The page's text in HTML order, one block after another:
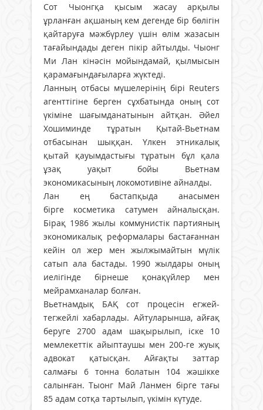
Сот Чыонгқа қысым жасау арқылы
ұрланған ақшаның кем дегенде бір бөлігін
қайтаруға мәжбүрлеу үшін өлім жазасын
тағайындады деген пікір айтылды. Чыонг
Ми Лан кінәсін мойындамай, қылмысын
қарамағындағыларға жүктеді.
Ланның отбасы мүшелерінің бірі Reuters
агенттігіне берген сұхбатында оның сот
үкіміне шағымданатынын айтқан. Әйел
Хошиминде тұратын Қытай-Вьетнам
отбасынан шыққан. Үлкен этникалық
қытай қауымдастығы тұратын бұл қала
ұзақ уақыт бойы Вьетнам
экономикасының локомотивіне айналды.
Лан ең бастапқыда анасымен
бірге косметика сатумен айналысқан.
Бірақ 1986 жылы коммунистік партияның
экономикалық реформалары бастағаннан
кейін ол жер мен жылжымайтын мүлік
сатып ала бастады. 1990 жылдары оның
иелігінде бірнеше қонақүйлер мен
мейрамханалар болған.
Вьетнамдық БАҚ сот процесін егжей-
тегжейлі хабарлады. Айтуларынша, айғақ
беруге 2700 адам шақырылып, іске 10
мемлекеттік айыптаушы мен 200-ге жуық
адвокат қатысқан. Айғақты заттар
салмағы 6 тонна болатын 104 жәшікке
салынған. Тыонг Май Ланмен бірге тағы
85 адам сотқа тартылып, үкімін күтуде.